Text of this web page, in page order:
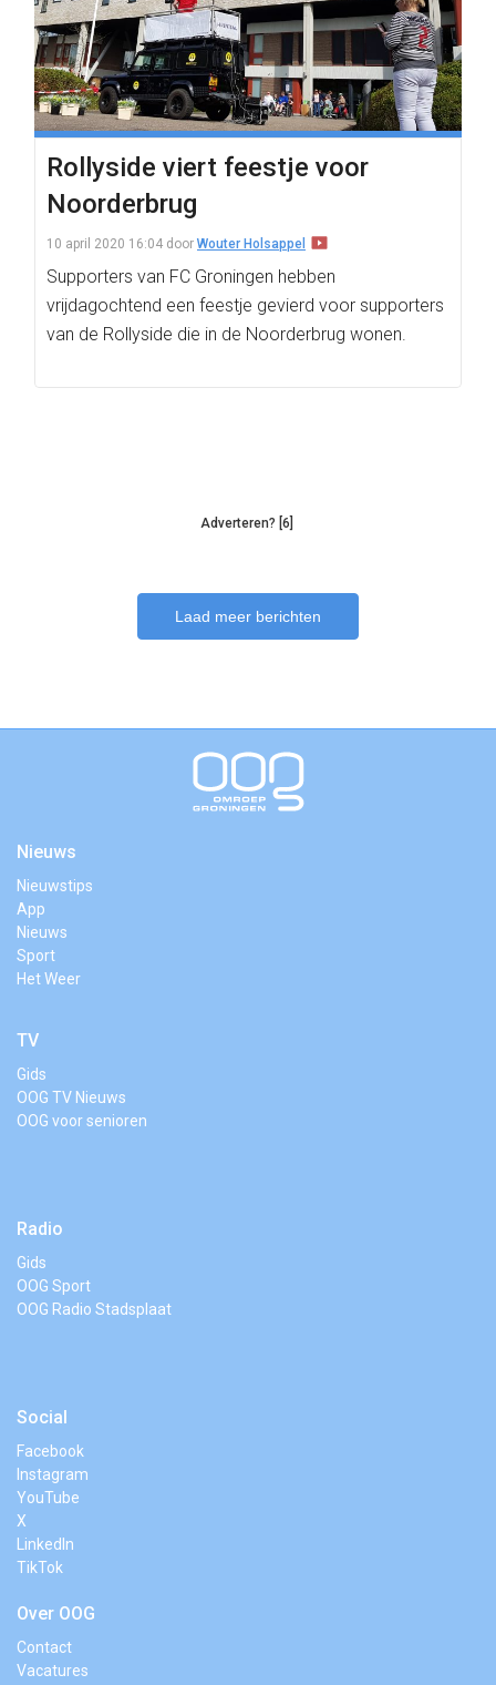
Rollyside viert feestje voor
Noorderbrug
10 april 2020 16:04 door Wouter Holsappel
Supporters van FC Groningen hebben
vrijdagochtend een feestje gevierd voor supporters
van de Rollyside die in de Noorderbrug wonen.
Adverteren? [6]
Laad meer berichten
Nieuws
Nieuwstips
App
Nieuws
Sport
Het Weer
TV
Gids
OOG TV Nieuws
OOG voor senioren
Radio
Gids
OOG Sport
OOG Radio Stadsplaat
Social
Facebook
Instagram
YouTube
X
LinkedIn
TikTok
Over OOG
Contact
Vacatures